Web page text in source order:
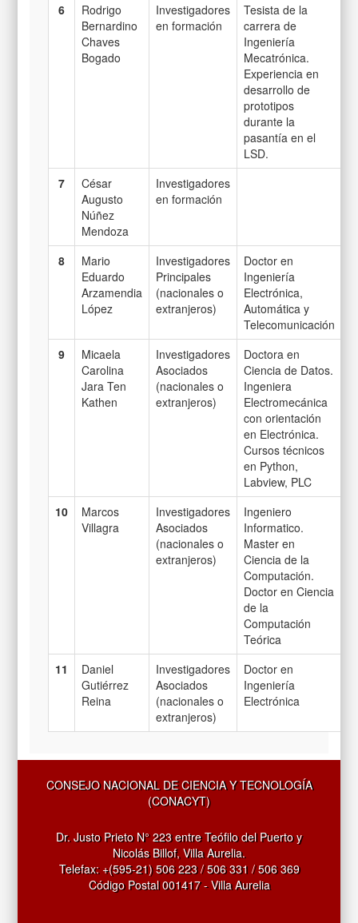
6
Rodrigo
Bernardino
Chaves
Bogado
Investigadores
en formación
Tesista de la
carrera de
Ingeniería
Mecatrónica.
Experiencia en
desarrollo de
prototipos
durante la
pasantía en el
LSD.
7
César
Augusto
Núñez
Mendoza
Investigadores
en formación
8
Mario
Eduardo
Arzamendia
López
Investigadores
Principales
(nacionales o
extranjeros)
Doctor en
Ingeniería
Electrónica,
Automática y
Telecomunicación
9
Micaela
Carolina
Jara Ten
Kathen
Investigadores
Asociados
(nacionales o
extranjeros)
Doctora en
Ciencia de Datos.
Ingeniera
Electromecánica
con orientación
en Electrónica.
Cursos técnicos
en Python,
Labview, PLC
10
Marcos
Villagra
Investigadores
Asociados
(nacionales o
extranjeros)
Ingeniero
Informatico.
Master en
Ciencia de la
Computación.
Doctor en Ciencia
de la
Computación
Teórica
11
Daniel
Gutiérrez
Reina
Investigadores
Asociados
(nacionales o
extranjeros)
Doctor en
Ingeniería
Electrónica
CONSEJO NACIONAL DE CIENCIA Y TECNOLOGÍA
(CONACYT)
Dr. Justo Prieto N° 223 entre Teófilo del Puerto y
Nicolás Billof, Villa Aurelia.
Telefax: +(595-21) 506 223 / 506 331 / 506 369
Código Postal 001417 - Villa Aurelia